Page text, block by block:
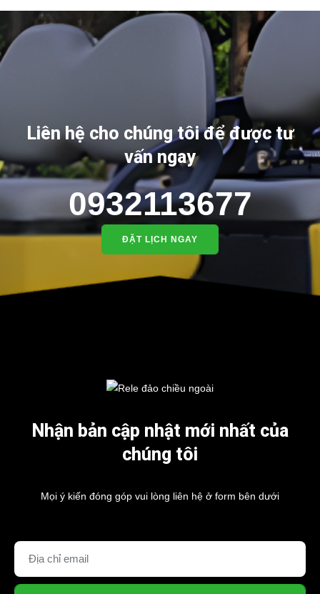
Liên hệ cho chúng tôi để được tư
vấn ngay
0932113677
ĐẶT LỊCH NGAY
Nhận bản cập nhật mới nhất của
chúng tôi
Mọi ý kiến đóng góp vui lòng liên hệ ở form bên dưới